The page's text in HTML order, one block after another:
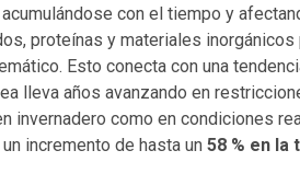
con el tiempo y
proteínas y materiales inorgánicos
Esto conecta con una
lleva años avanzando en
invernadero como en condiciones
incremento de hasta un 58 % en la